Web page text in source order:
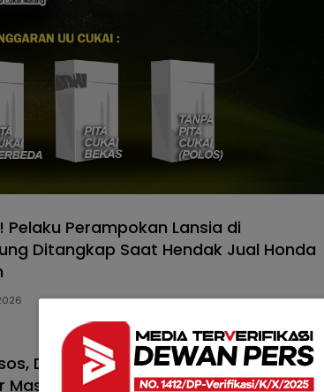
Pelaku Perampokan Lansia di
Ditangkap Saat Hendak Jual Honda
Dua Terduga Pelaku Curanmor Babak
Massa di Gondanglegi